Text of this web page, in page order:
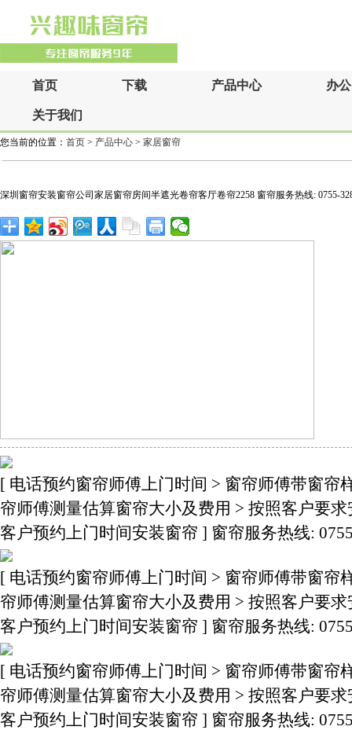
首页 下载 产品中心 办
关于我们
您当前的位置： 首页 > 产品中心 > 家居窗帘
深圳窗帘安装窗帘公司家居窗帘房间半遮光卷帘客厅卷帘2258 窗帘服务热线: 0755-
[ 电话预约窗帘师傅上门时间 > 窗帘师傅带窗帘
帘师傅测量估算窗帘大小及费用 > 按照客户要
客户预约上门时间安装窗帘 ] 窗帘服务热线:
[ 电话预约窗帘师傅上门时间 > 窗帘师傅带窗帘
帘师傅测量估算窗帘大小及费用 > 按照客户要
客户预约上门时间安装窗帘 ] 窗帘服务热线:
[ 电话预约窗帘师傅上门时间 > 窗帘师傅带窗帘
帘师傅测量估算窗帘大小及费用 > 按照客户要
客户预约上门时间安装窗帘 ] 窗帘服务热线: